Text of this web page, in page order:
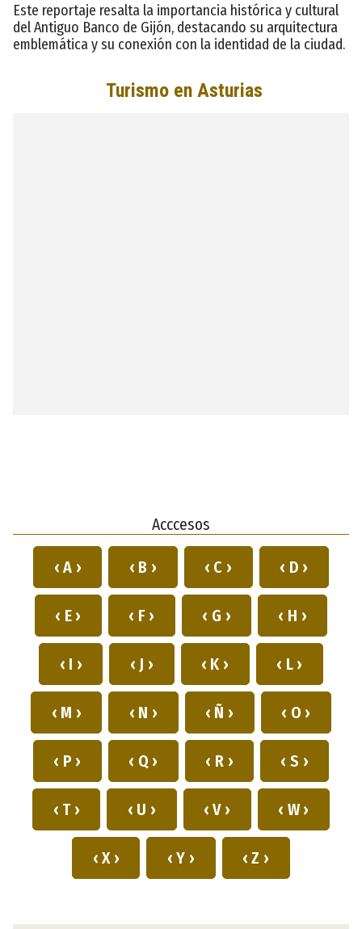
Este reportaje resalta la importancia histórica y cultural
del Antiguo Banco de Gijón, destacando su arquitectura
emblemática y su conexión con la identidad de la ciudad.
Acccesos
‹ A › ‹ B › ‹ C › ‹ D ›
‹ E › ‹ F › ‹ G › ‹ H ›
‹ I › ‹ J › ‹ K › ‹ L ›
‹ M › ‹ N › ‹ Ñ › ‹ O ›
‹ P › ‹ Q › ‹ R › ‹ S ›
‹ T › ‹ U › ‹ V › ‹ W ›
‹ X › ‹ Y › ‹ Z ›